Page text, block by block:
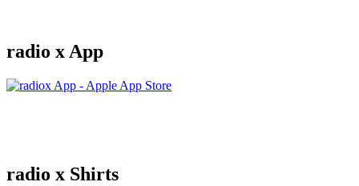
radio x App
radio x Shirts